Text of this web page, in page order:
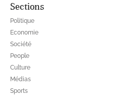
Sections
Politique
Economie
Société
People
Culture
Médias
Sports